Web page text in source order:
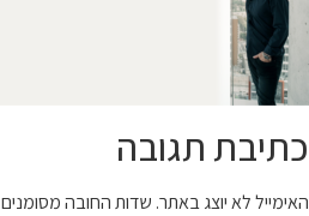
כתיבת תגובה
האימייל לא יוצג באתר. שדות החובה מסומנים